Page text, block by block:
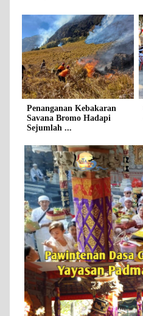
Penanganan Kebakaran
Savana Bromo Hadapi
Sejumlah ...